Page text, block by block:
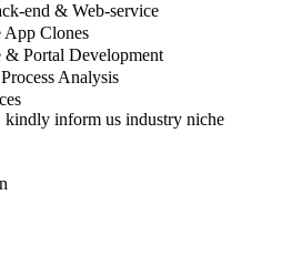
end & Web-service
Clones
& Portal Development
Analysis
kindly inform us industry niche